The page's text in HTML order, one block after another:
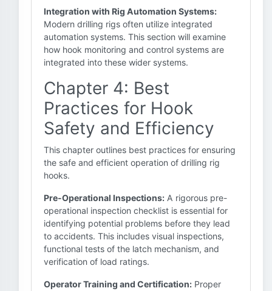
Integration with Rig Automation Systems:
Modern drilling rigs often utilize integrated
automation systems. This section will examine
how hook monitoring and control systems are
integrated into these wider systems.
Chapter 4: Best
Practices for Hook
Safety and Efficiency
This chapter outlines best practices for ensuring
the safe and efficient operation of drilling rig
hooks.
Pre-Operational Inspections: A rigorous pre-
operational inspection checklist is essential for
identifying potential problems before they lead
to accidents. This includes visual inspections,
functional tests of the latch mechanism, and
verification of load ratings.
Operator Training and Certification: Proper